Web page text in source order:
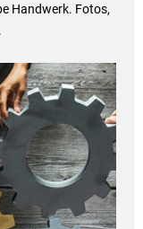
Handwerk. Fotos,